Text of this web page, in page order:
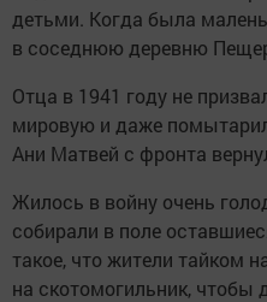
детьми. Когда была
в соседнюю деревню
Отца в 1941 году не
мировую и даже
Ани Матвей с фронта
Жилось в войну очень
собирали в поле
такое, что жители тайком
на скотомогильник, чтобы